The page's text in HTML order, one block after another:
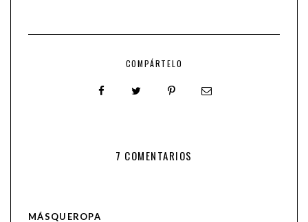
COMPÁRTELO
7 COMENTARIOS
MÁSQUEROPA